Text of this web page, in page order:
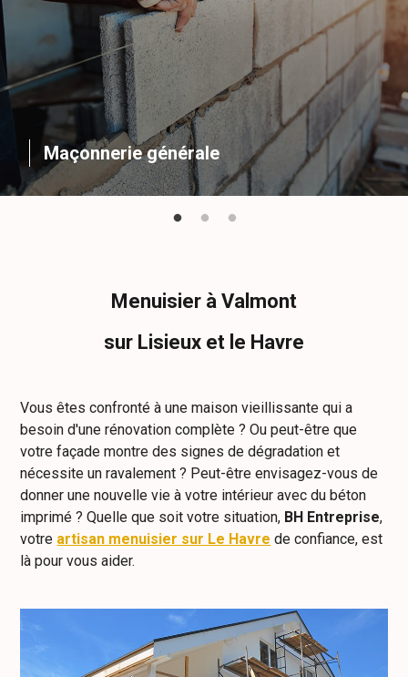
Maçonnerie générale
Menuisier à Valmont
sur Lisieux et le Havre
Vous êtes confronté à une maison vieillissante qui a
besoin d'une rénovation complète ? Ou peut-être que
votre façade montre des signes de dégradation et
nécessite un ravalement ? Peut-être envisagez-vous de
donner une nouvelle vie à votre intérieur avec du béton
imprimé ? Quelle que soit votre situation, BH Entreprise,
votre artisan menuisier sur Le Havre de confiance, est
là pour vous aider.